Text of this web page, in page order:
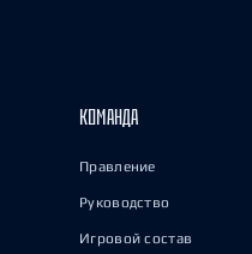
КОМАНДА
Правление
Руководство
Игровой состав